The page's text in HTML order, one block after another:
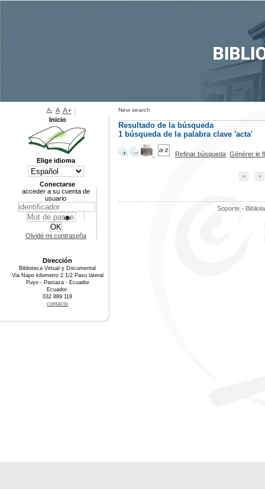
New search
Resultado de la búsqueda
1 búsqueda de la palabra clave 'acta'
Refinar búsqueda Générer le
Soporte -
A- A A+
Inicio
Elige idioma
Conectarse
acceder a su cuenta de
usuario
Olvidé mi contraseña
Dirección
Biblioteca Virtual y Documental
Via Napo kilometro 2 1/2 Paso lateral
Puyo - Pastaza - Ecuador
Ecuador
032 889 118
contacto